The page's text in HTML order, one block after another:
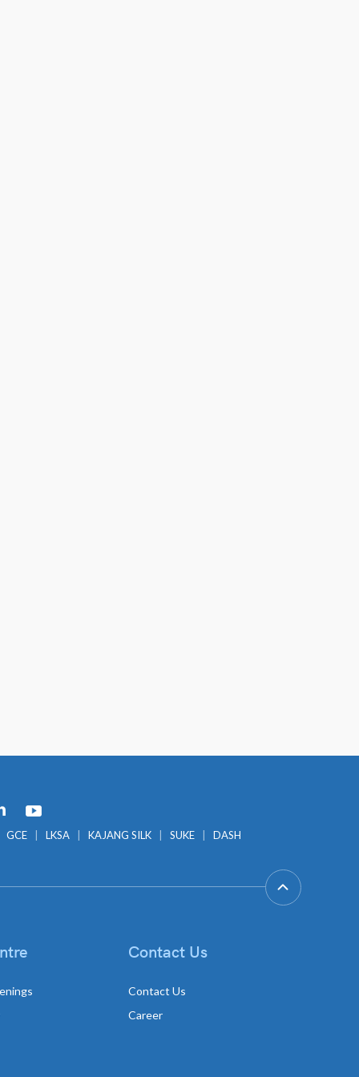
GCE LKSA KAJANG SILK SUKE DASH
Contact Us
Contact Us
Career